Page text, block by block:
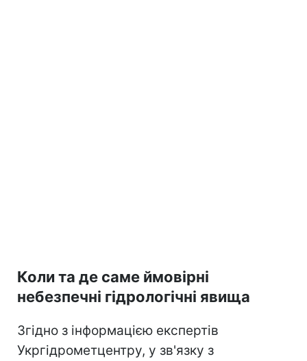
Коли та де саме ймовірні
небезпечні гідрологічні явища
Згідно з інформацією експертів
Укргідрометцентру, у зв'язку з